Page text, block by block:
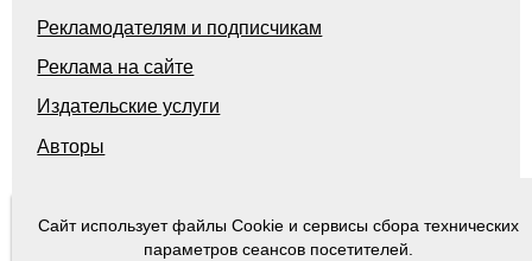
Сайт использует файлы Cookie и сервисы сбора технических
параметров сеансов посетителей.
Рекламодателям и подписчикам
Реклама на сайте
Издательские услуги
Авторы
© 2000-2026
Ведомости Законодательного Собрания Новосибирской области